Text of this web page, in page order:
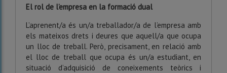
El rol de l’empresa en la formació dual
L’aprenent/a és un/a treballador/a de l’empresa amb
els mateixos drets i deures que aquell/a que ocupa
un lloc de treball. Però, precisament, en relació amb
el lloc de treball que ocupa és un/a estudiant, en
situació d’adquisició de coneixements teòrics i